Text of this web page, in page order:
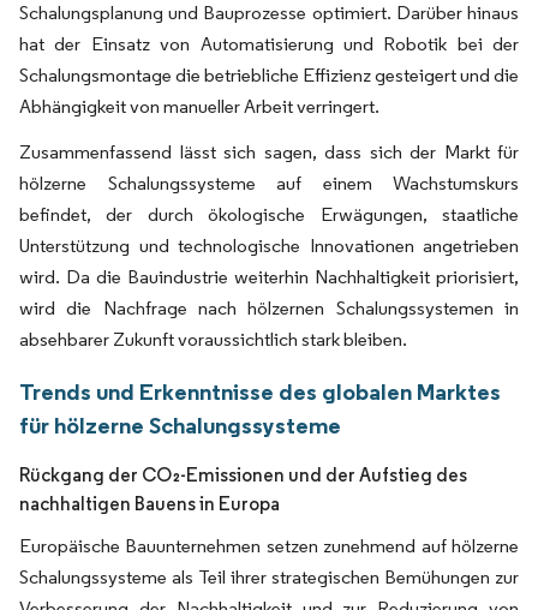
Schalungsplanung und Bauprozesse optimiert. Darüber hinaus
hat der Einsatz von Automatisierung und Robotik bei der
Schalungsmontage die betriebliche Effizienz gesteigert und die
Abhängigkeit von manueller Arbeit verringert.
Zusammenfassend lässt sich sagen, dass sich der Markt für
hölzerne Schalungssysteme auf einem Wachstumskurs
befindet, der durch ökologische Erwägungen, staatliche
Unterstützung und technologische Innovationen angetrieben
wird. Da die Bauindustrie weiterhin Nachhaltigkeit priorisiert,
wird die Nachfrage nach hölzernen Schalungssystemen in
absehbarer Zukunft voraussichtlich stark bleiben.
Trends und Erkenntnisse des globalen Marktes
für hölzerne Schalungssysteme
Rückgang der CO₂-Emissionen und der Aufstieg des
nachhaltigen Bauens in Europa
Europäische Bauunternehmen setzen zunehmend auf hölzerne
Schalungssysteme als Teil ihrer strategischen Bemühungen zur